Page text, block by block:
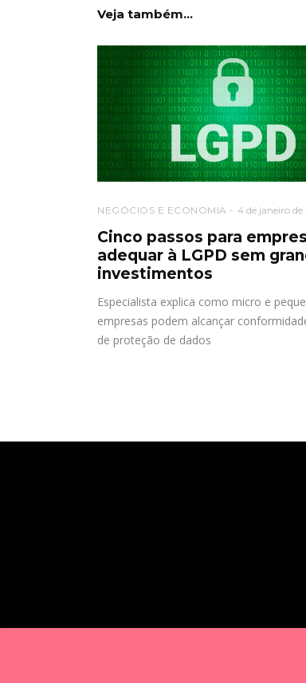
Veja também...
NEGÓCIOS E ECONOMIA 4 de janeiro de
Cinco passos para
adequar à LGPD sem
investimentos
Especialista explica como micro e
empresas podem alcançar
de proteção de dados